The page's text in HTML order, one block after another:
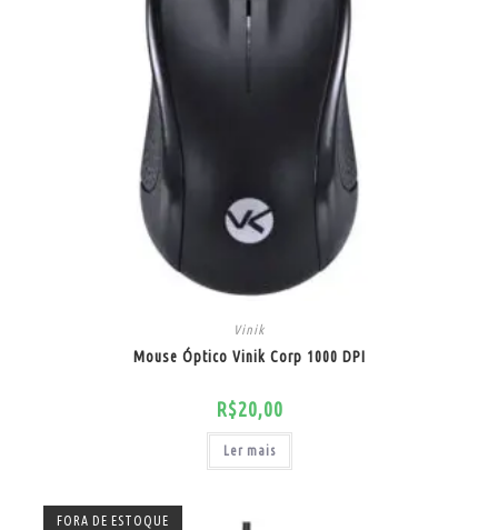
Vinik
Mouse Óptico Vinik Corp 1000 DPI
R$20,00
Ler mais
FORA DE ESTOQUE